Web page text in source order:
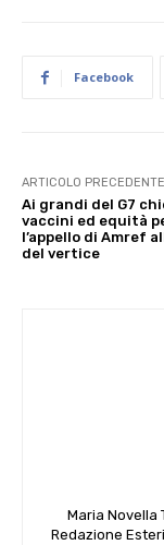
Facebook
ARTICOLO PRECEDENTE
Ai grandi del G7
vaccini ed equità
l’appello di Amref
del vertice
Maria Novella
Redazione